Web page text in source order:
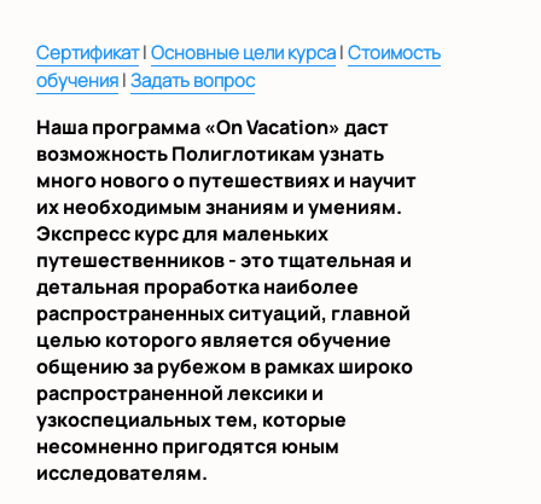
Сертификат|Основные цели курса|Стоимость
обучения|Задать вопрос
Наша программа «On Vacation» даст
возможность Полиглотикам узнать
много нового о путешествиях и научит
их необходимым знаниям и умениям.
Экспресс курс для маленьких
путешественников - это тщательная и
детальная проработка наиболее
распространенных ситуаций, главной
целью которого является обучение
общению за рубежом в рамках широко
распространенной лексики и
узкоспециальных тем, которые
несомненно пригодятся юным
исследователям.